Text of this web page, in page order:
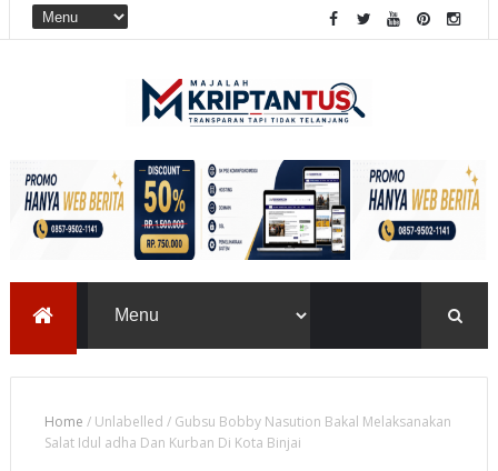
Home /Unlabelled / Gubsu Bobby Nasution Bakal Melaksanakan
Salat Idul adha Dan Kurban Di Kota Binjai